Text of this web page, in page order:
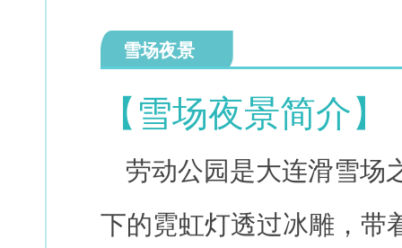
雪场夜景
【雪场夜景简介】
劳动公园是大连滑雪场
下的霓虹灯透过冰雕，带